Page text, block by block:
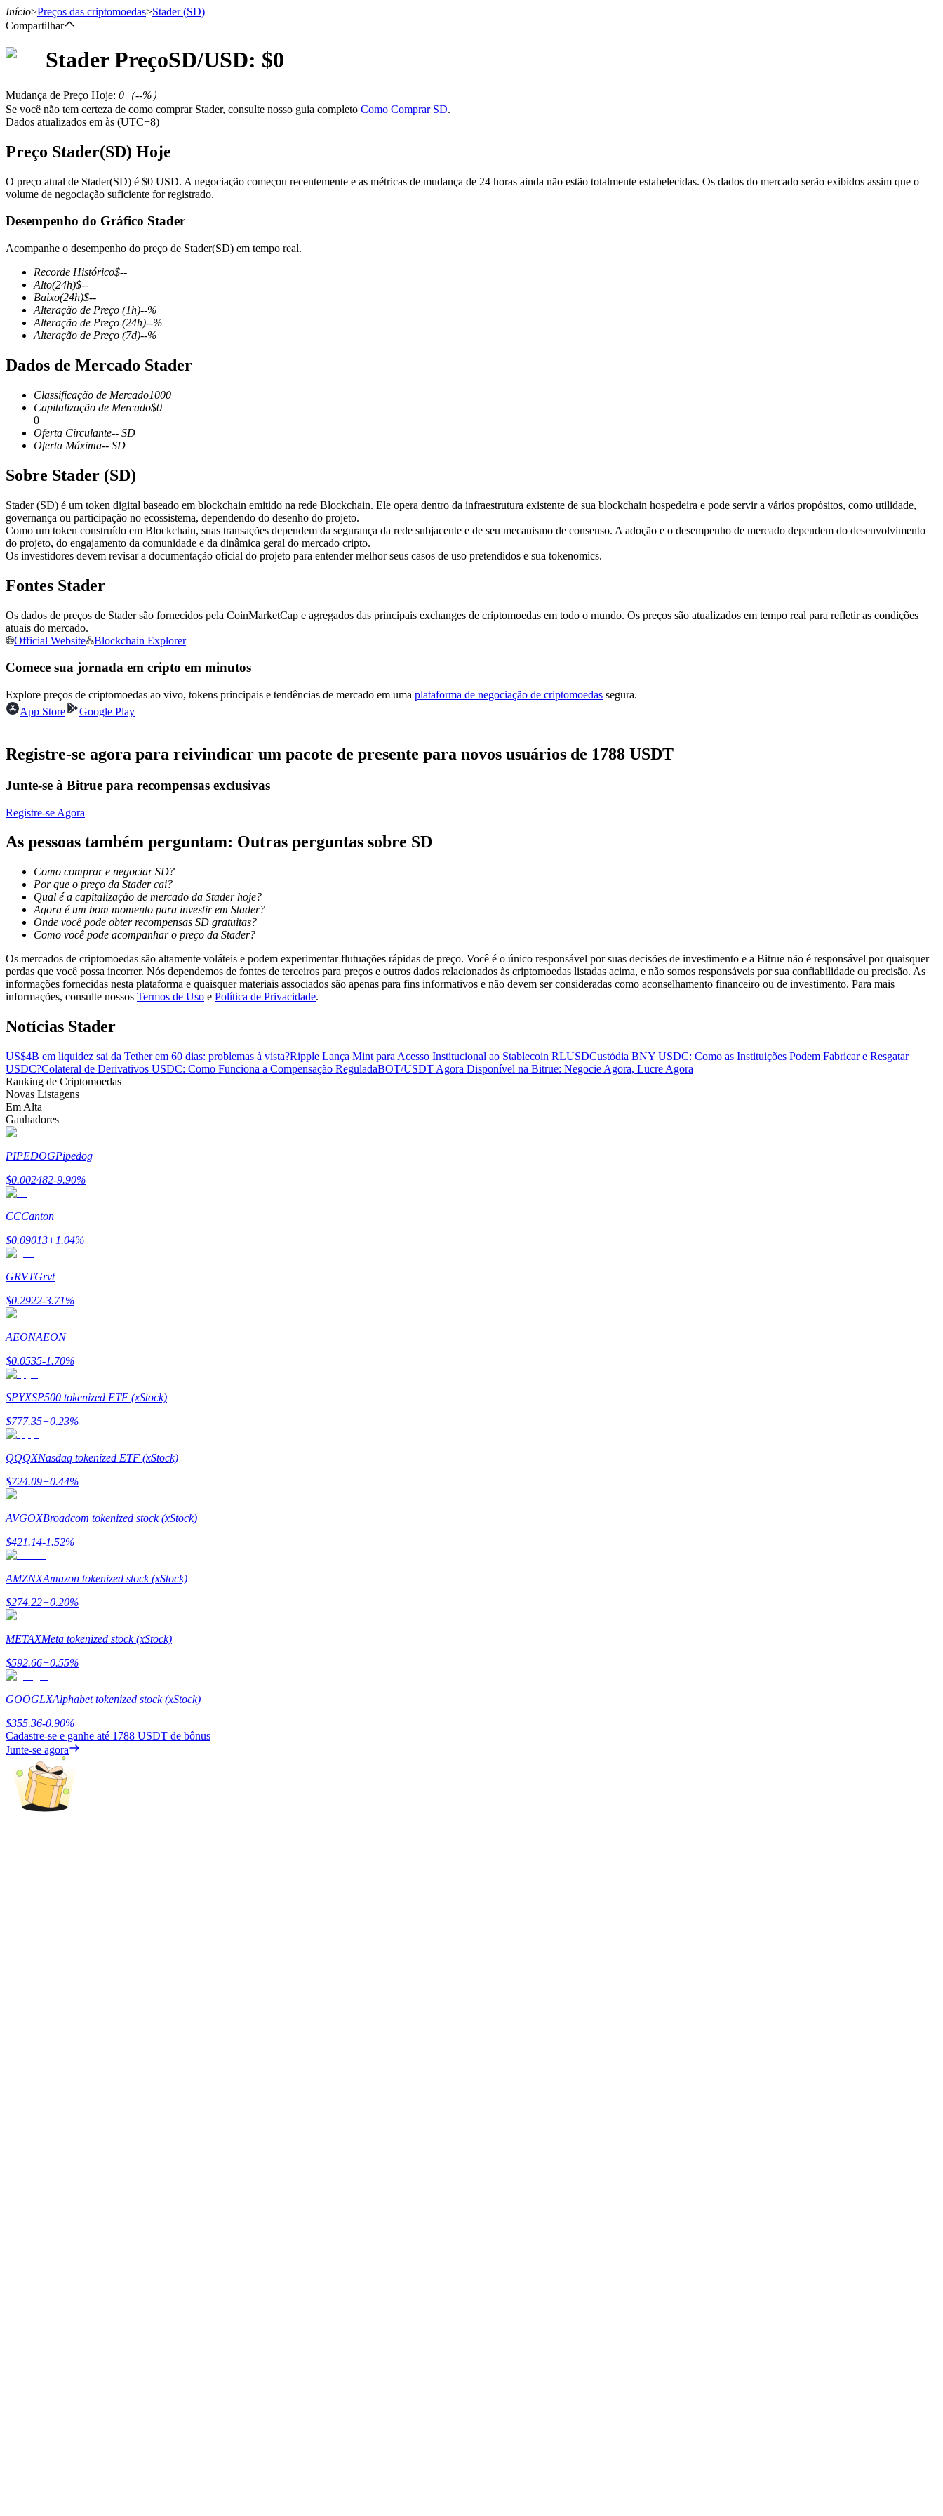
Futuros de criptomoeda
TradFi
Derivativos de ações, câmbio, metais preciosos e commodities
Futuros de USDC
Futuros usando USDC como garantia
Copiar Trading
Junte-se aos principais traders
Torne-se um Trader de Cópias
Desfrute da partilha de lucros e comissões de copy trading
Informação
Estratégias de negociação
Aprenda como se manter lucrativo
Ganhar
Porquinho poderoso
Ganhe recompensas competitivas diariamente
Início>Preços das criptomoedas>Stader (SD)
Compartilhar
Stader PreçoSD/USD: $0
Mudança de Preço Hoje: 0 （--%）
Se você não tem certeza de como comprar Stader, consulte nosso guia completo Como Comprar SD.
Dados atualizados em às (UTC+8)
Preço Stader(SD) Hoje
O preço atual de Stader(SD) é $0 USD. A negociação começou recentemente e as métricas de mudança de 24 horas ainda não estão totalmente estabelecidas. Os dados do mercado serão exibidos assim que o
volume de negociação suficiente for registrado.
Desempenho do Gráfico Stader
Acompanhe o desempenho do preço de Stader(SD) em tempo real.
Recorde Histórico$--
Alto(24h)$--
Baixo(24h)$--
Alteração de Preço (1h)--%
Alteração de Preço (24h)--%
Alteração de Preço (7d)--%
Dados de Mercado Stader
Classificação de Mercado1000+
Capitalização de Mercado$0
0
Oferta Circulante-- SD
Oferta Máxima-- SD
Sobre Stader (SD)
Stader (SD) é um token digital baseado em blockchain emitido na rede Blockchain. Ele opera dentro da infraestrutura existente de sua blockchain hospedeira e pode servir a vários propósitos, como utilidade,
governança ou participação no ecossistema, dependendo do desenho do projeto.
Como um token construído em Blockchain, suas transações dependem da segurança da rede subjacente e de seu mecanismo de consenso. A adoção e o desempenho de mercado dependem do desenvolvimento
do projeto, do engajamento da comunidade e da dinâmica geral do mercado cripto.
Os investidores devem revisar a documentação oficial do projeto para entender melhor seus casos de uso pretendidos e sua tokenomics.
Fontes Stader
Os dados de preços de Stader são fornecidos pela CoinMarketCap e agregados das principais exchanges de criptomoedas em todo o mundo. Os preços são atualizados em tempo real para refletir as condições
atuais do mercado.
Official Website
Blockchain Explorer
Comece sua jornada em cripto em minutos
Explore preços de criptomoedas ao vivo, tokens principais e tendências de mercado em uma plataforma de negociação de criptomoedas segura.
App Store
Google Play
Registre-se agora para reivindicar um pacote de presente para novos usuários de 1788 USDT
Junte-se à Bitrue para recompensas exclusivas
Registre-se Agora
As pessoas também perguntam: Outras perguntas sobre SD
Como comprar e negociar SD?
Por que o preço da Stader cai?
Qual é a capitalização de mercado da Stader hoje?
Agora é um bom momento para investir em Stader?
Onde você pode obter recompensas SD gratuitas?
Como você pode acompanhar o preço da Stader?
Os mercados de criptomoedas são altamente voláteis e podem experimentar flutuações rápidas de preço. Você é o único responsável por suas decisões de investimento e a Bitrue não é responsável por quaisquer
perdas que você possa incorrer. Nós dependemos de fontes de terceiros para preços e outros dados relacionados às criptomoedas listadas acima, e não somos responsáveis por sua confiabilidade ou precisão. As
informações fornecidas nesta plataforma e quaisquer materiais associados são apenas para fins informativos e não devem ser consideradas como aconselhamento financeiro ou de investimento. Para mais
informações, consulte nossos Termos de Uso e Política de Privacidade.
Notícias Stader
US$4B em liquidez sai da Tether em 60 dias: problemas à vista?Ripple Lança Mint para Acesso Institucional ao Stablecoin RLUSDCustódia BNY USDC: Como as Instituições Podem Fabricar e Resgatar
USDC?Colateral de Derivativos USDC: Como Funciona a Compensação ReguladaBOT/USDT Agora Disponível na Bitrue: Negocie Agora, Lucre Agora
Ranking de Criptomoedas
Novas Listagens
Em Alta
Ganhadores
PIPEDOGPipedog
$0.002482-9.90%
CCCanton
$0.09013+1.04%
GRVTGrvt
$0.2922-3.71%
AEONAEON
$0.0535-1.70%
SPYXSP500 tokenized ETF (xStock)
$777.35+0.23%
QQQXNasdaq tokenized ETF (xStock)
$724.09+0.44%
AVGOXBroadcom tokenized stock (xStock)
$421.14-1.52%
AMZNXAmazon tokenized stock (xStock)
$274.22+0.20%
METAXMeta tokenized stock (xStock)
$592.66+0.55%
GOOGLXAlphabet tokenized stock (xStock)
$355.36-0.90%
Cadastre-se e ganhe até 1788 USDT de bônus
Junte-se agora